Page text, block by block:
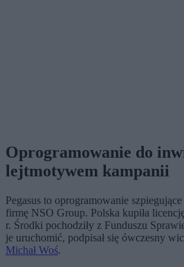
Oprogramowanie do
lejtmotywem kampanii
Pegasus to oprogramowanie
firmę NSO Group. Polska kupiła
r. Środki pochodziły z Funduszu
je uruchomić, podpisał się ówczesny
Michał Woś.